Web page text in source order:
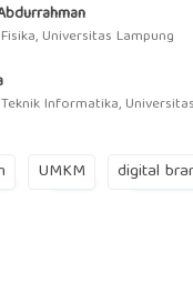
Universitas Lampung
Informatika,
UMKM digital